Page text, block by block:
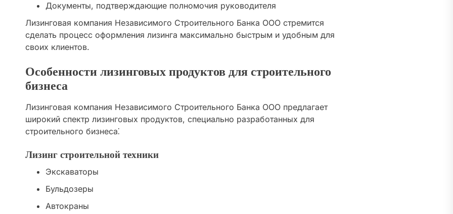
Документы, подтверждающие полномочия руководителя
Лизинговая компания Независимого Строительного Банка ООО стремится
сделать процесс оформления лизинга максимально быстрым и удобным для
своих клиентов.
Особенности лизинговых продуктов для строительного
бизнеса
Лизинговая компания Независимого Строительного Банка ООО предлагает
широкий спектр лизинговых продуктов, специально разработанных для
строительного бизнеса⁚
Лизинг строительной техники
Экскаваторы
Бульдозеры
Автокраны